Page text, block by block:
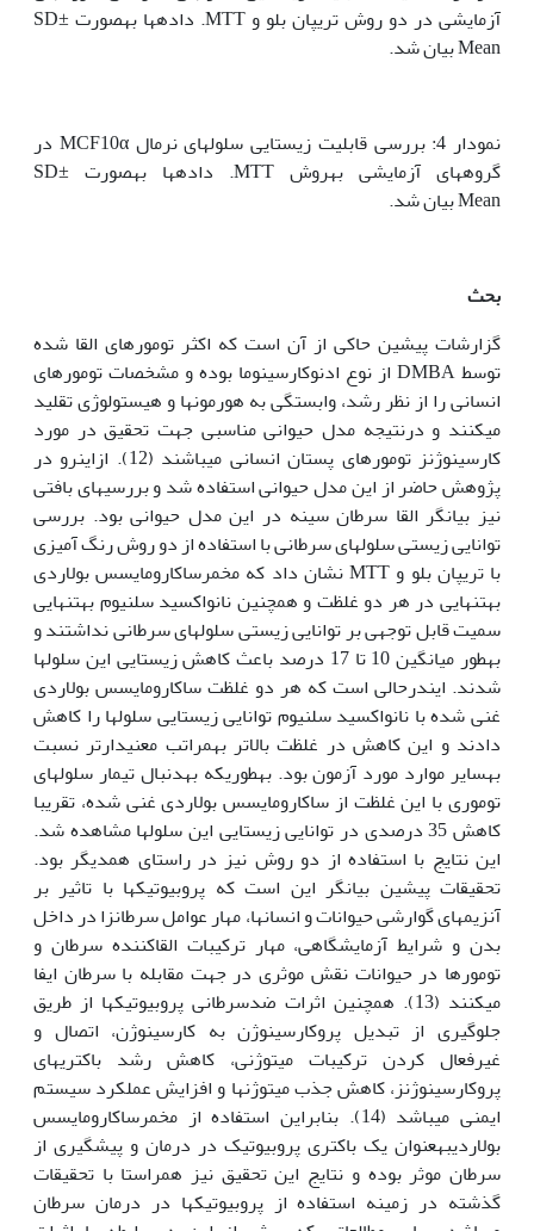
آزمایشی در دو روش تریپان بلو و MTT. داده‏ها به‏صورت SD±
Meanبیان شد.
نمودار 4: بررسی قابلیت زیستایی سلول‏های نرمال MCF10α در
گروه‏های آزمایشی به‏روش MTT. داده‏ها به‏صورت SD±
Meanبیان شد.
بحث
گزارشات پیشین حاکی از آن است که اکثر تومورهای القا شده
توسط DMBA از نوع ادنوکارسینوما بوده و مشخصات تومورهای
انسانی را از نظر رشد، وابستگی به هورمون‏ها و هیستولوژی تقلید
می‏کنند و درنتیجه مدل حیوانی مناسبی جهت تحقیق در مورد
کارسینوژنز تومورهای پستان انسانی می‏باشند (12). ازاین‏رو در
پژوهش حاضر از این مدل حیوانی استفاده شد و بررسی‏های بافتی
نیز بیان‏گر القا سرطان سینه در این مدل حیوانی بود. بررسی
توانایی زیستی سلول‏های سرطانی با استفاده از دو روش رنگ آمیزی
با تریپان بلو و MTT نشان داد که مخمرساکارومایسس بولاردی
به‏تنهایی در هر دو غلظت و هم‏چنین نانواکسید سلنیوم به‏تنهایی
سمیت قابل توجهی بر توانایی زیستی سلول‏های سرطانی نداشتند و
به‏طور میانگین 10 تا 17 درصد باعث کاهش زیستایی این سلول‏ها
شدند. این‏درحالی است که هر دو غلظت ساکارومایسس بولاردی
غنی شده با نانواکسید سلنیوم توانایی زیستایی سلول‏ها را کاهش
دادند و این کاهش در غلظت بالاتر به‏مراتب معنی‏دارتر نسبت
به‏سایر موارد مورد آزمون بود. به‏طوری‏که به‏دنبال تیمار سلول‏های
توموری با این غلظت از ساکارومایسس بولاردی غنی شده، تقریبا
کاهش 35 درصدی در توانایی زیستایی این سلول‏ها مشاهده شد.
این نتایج با استفاده از دو روش نیز در راستای هم‏دیگر بود.
تحقیقات پیشین بیان‏گر این است که پروبیوتیک‏ها با تاثیر بر
آنزیم‏های گوارشی حیوانات و انسان‏ها، مهار عوامل سرطان‏زا در داخل
بدن و شرایط آزمایشگاهی، مهار ترکیبات القاکننده سرطان و
تومورها در حیوانات نقش موثری در جهت مقابله با سرطان ایفا
می‏کنند (13). هم‏چنین اثرات ضدسرطانی پروبیوتیک‏ها از طریق
جلوگیری از تبدیل پروکارسینوژن به کارسینوژن، اتصال و
غیرفعال کردن ترکیبات میتوژنی، کاهش رشد باکتری‏های
پروکارسینوژنز، کاهش جذب میتوژن‏ها و افزایش عمل‏کرد سیستم
ایمنی می‏باشد (14). بنابراین استفاده از مخمرساکارومایسس
بولاردیبه‏عنوان یک باکتری پروبیوتیک در درمان و پیش‏گیری از
سرطان موثر بوده و نتایج این تحقیق نیز هم‏راستا با تحقیقات
گذشته در زمینه استفاده از پروبیوتیک‏ها در درمان سرطان